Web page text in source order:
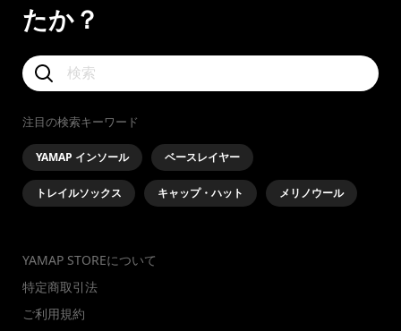
たか？
注目の検索キーワード
YAMAP インソール ベースレイヤー
トレイルソックス キャップ・ハット メリノウール
YAMAP STOREについて
特定商取引法
ご利用規約